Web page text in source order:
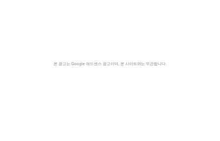
본 광고는 Google 애드센스 광고이며, 본 사이트와는 무관합니다.